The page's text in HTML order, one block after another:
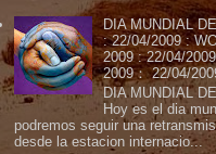
DIA MUNDIAL
: 22/04/2009 :
2009 : 22/04/
2009： 22/04/
DIA MUNDIAL
Hoy es el dia
podremos seguir una
desde la estacion internacio...